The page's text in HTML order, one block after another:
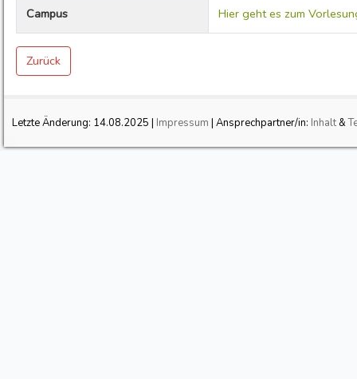
Campus Hier geht es zum
Zurück
Letzte Änderung: 14.08.2025 | Impressum | Ansprechpartner/in: Inhalt&